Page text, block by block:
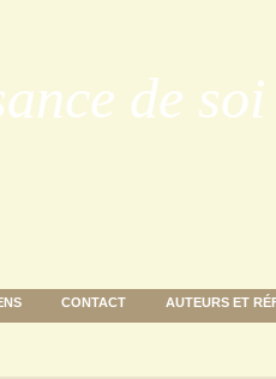
de soi
CONTACT AUTEURS ET